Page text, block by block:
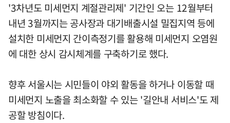
'3차년도 미세먼지 계절관리제' 기간인 오는 12월부터
내년 3월까지는 공사장과 대기배출시설 밀집지역 등에
설치한 미세먼지 간이측정기를 활용해 미세먼지 오염원
에 대한 상시 감시체계를 구축하기로 했다.
향후 서울시는 시민들이 야외 활동을 하거나 이동할 때
미세먼지 노출을 최소화할 수 있는 '길안내 서비스'도 제
공할 방침이다.